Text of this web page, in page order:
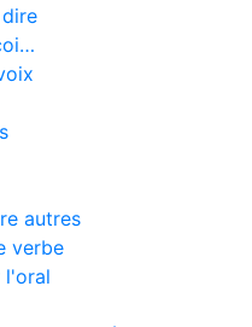
autres
verbe
l'oral